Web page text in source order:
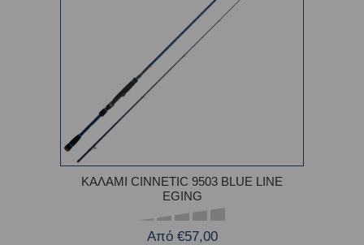
ΚΑΛΑΜΙ CINNETIC 9503 BLUE LINE
EGING
Από €57,00